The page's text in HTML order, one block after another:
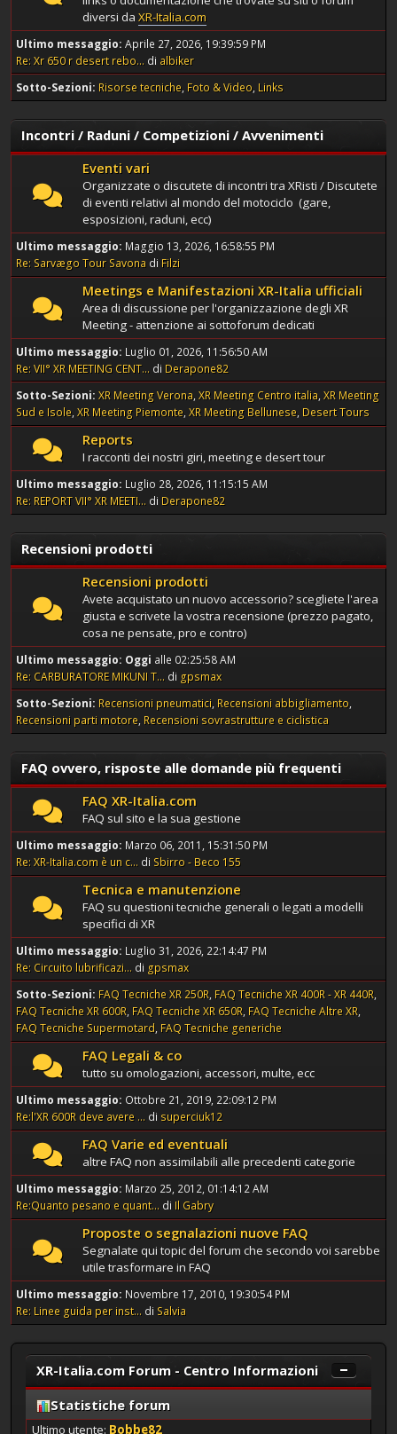
diversi da XR-Italia.com
Ultimo messaggio: Aprile 27, 2026, 19:39:59 PM
Re: Xr 650 r desert rebo... di albiker
Sotto-Sezioni Risorse tecniche Foto & Video Links
Incontri / Raduni / Competizioni / Avvenimenti
Eventi vari
Organizzate o discutete di incontri tra XRisti / Discutete
di eventi relativi al mondo del motociclo (gare,
esposizioni, raduni, ecc)
Ultimo messaggio: Maggio 13, 2026, 16:58:55 PM
Re: Sarvægo Tour Savona di Filzi
Meetings e Manifestazioni XR-Italia ufficiali
Area di discussione per l'organizzazione degli XR
Meeting - attenzione ai sottoforum dedicati
Ultimo messaggio: Luglio 01, 2026, 11:56:50 AM
Re: VII° XR MEETING CENT... di Derapone82
Sotto-Sezioni XR Meeting Verona XR Meeting Centro italia XR Meeting
Sud e Isole XR Meeting Piemonte XR Meeting Bellunese Desert Tours
Reports
I racconti dei nostri giri, meeting e desert tour
Ultimo messaggio: Luglio 28, 2026, 11:15:15 AM
Re: REPORT VII° XR MEETI... di Derapone82
Recensioni prodotti
Recensioni prodotti
Avete acquistato un nuovo accessorio? scegliete l'area
giusta e scrivete la vostra recensione (prezzo pagato,
cosa ne pensate, pro e contro)
Ultimo messaggio: Oggi alle 02:25:58 AM
Re: CARBURATORE MIKUNI T... di gpsmax
Sotto-Sezioni Recensioni pneumatici Recensioni abbigliamento
Recensioni parti motore Recensioni sovrastrutture e ciclistica
FAQ ovvero, risposte alle domande più frequenti
FAQ XR-Italia.com
FAQ sul sito e la sua gestione
Ultimo messaggio: Marzo 06, 2011, 15:31:50 PM
Re: XR-Italia.com è un c... di Sbirro - Beco 155
Tecnica e manutenzione
FAQ su questioni tecniche generali o legati a modelli
specifici di XR
Ultimo messaggio: Luglio 31, 2026, 22:14:47 PM
Re: Circuito lubrificazi... di gpsmax
Sotto-Sezioni FAQ Tecniche XR 250R FAQ Tecniche XR 400R - XR 440R
FAQ Tecniche XR 600R FAQ Tecniche XR 650R FAQ Tecniche Altre XR
FAQ Tecniche Supermotard FAQ Tecniche generiche
FAQ Legali & co
tutto su omologazioni, accessori, multe, ecc
Ultimo messaggio: Ottobre 21, 2019, 22:09:12 PM
Re:l'XR 600R deve avere ... di superciuk12
FAQ Varie ed eventuali
altre FAQ non assimilabili alle precedenti categorie
Ultimo messaggio: Marzo 25, 2012, 01:14:12 AM
Re:Quanto pesano e quant... di Il Gabry
Proposte o segnalazioni nuove FAQ
Segnalate qui topic del forum che secondo voi sarebbe
utile trasformare in FAQ
Ultimo messaggio: Novembre 17, 2010, 19:30:54 PM
Re: Linee guida per inst... di Salvia
XR-Italia.com Forum - Centro Informazioni
Statistiche forum
Ultimo utente: Bobbe82